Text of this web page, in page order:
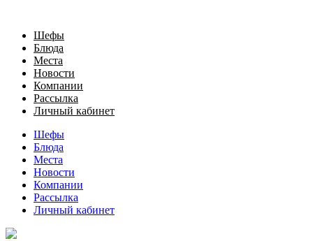
Шефы
Блюда
Места
Новости
Компании
Рассылка
Личный кабинет
Шефы
Блюда
Места
Новости
Компании
Рассылка
Личный кабинет